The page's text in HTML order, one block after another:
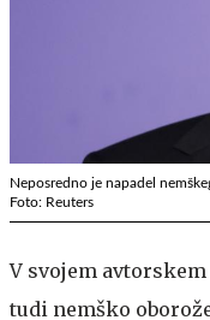
Neposredno je napadel
Foto: Reuters
V svojem
tudi nemško